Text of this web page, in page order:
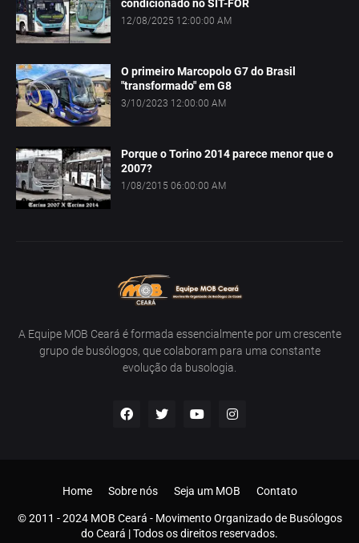
condicionado no SIT-FOR
12/08/2025 12:00:00 AM
O primeiro Marcopolo G7 do Brasil
"transformado" em G8
3/10/2023 12:00:00 AM
Porque o Torino 2014 parece menor que o
2007?
1/08/2015 06:00:00 AM
A Equipe MOB Ceará é formada essencialmente por um crescente
grupo de busólogos, que colaboram para uma constante
evolução da busologia.
© 2011 - 2024 MOB Ceará - Movimento Organizado de Busólogos
do Ceará | Todos os direitos reservados.
Home Sobre nós Seja um MOB Contato